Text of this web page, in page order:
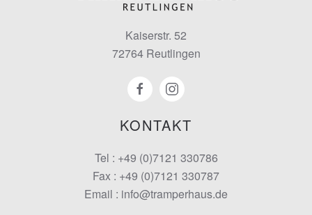
KONTAKT
Tel : +49 (0)7121 330786
Fax : +49 (0)7121 330787
Email : info@tramperhaus.de
Kaiserstr. 52
72764 Reutlingen